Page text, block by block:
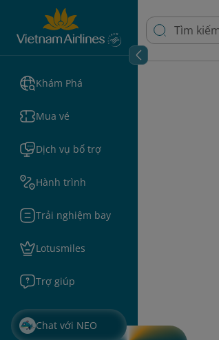
Khám Phá
Mua vé
Dịch vụ bổ trợ
Hành trình
Trải nghiệm bay
Lotusmiles
Trợ giúp
Chat với NEO